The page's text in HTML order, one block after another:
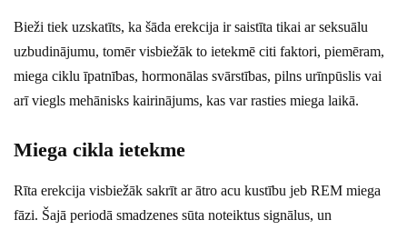
Bieži tiek uzskatīts, ka šāda erekcija ir saistīta tikai ar seksuālu
uzbudinājumu, tomēr visbiežāk to ietekmē citi faktori, piemēram,
miega ciklu īpatnības, hormonālas svārstības, pilns urīnpūslis vai
arī viegls mehānisks kairinājums, kas var rasties miega laikā.
Miega cikla ietekme
Rīta erekcija visbiežāk sakrīt ar ātro acu kustību jeb REM miega
fāzi. Šajā periodā smadzenes sūta noteiktus signālus, un